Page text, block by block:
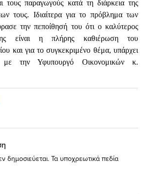
τους παραγωγούς κατά τη διάρκεια της
τους. Ιδιαίτερα για το πρόβλημα των
την πεποίθησή του ότι ο καλύτερος
είναι η πλήρης καθιέρωση του
και για το συγκεκριμένο θέμα, υπάρχει
με την Υφυπουργό Οικονομικών κ.
δημοσιεύεται. Τα υποχρεωτικά πεδία